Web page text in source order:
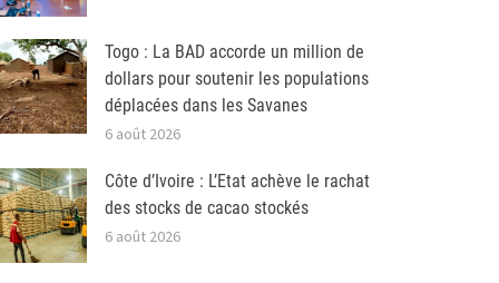
Togo : La BAD accorde un million de
dollars pour soutenir les populations
déplacées dans les Savanes
6 août 2026
Côte d’Ivoire : L’Etat achève le rachat
des stocks de cacao stockés
6 août 2026